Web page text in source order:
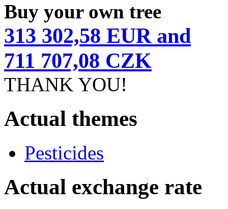
Buy your own tree
313 302,58 EUR and
711 707,08 CZK
THANK YOU!
Actual themes
Pesticides
Actual exchange rate